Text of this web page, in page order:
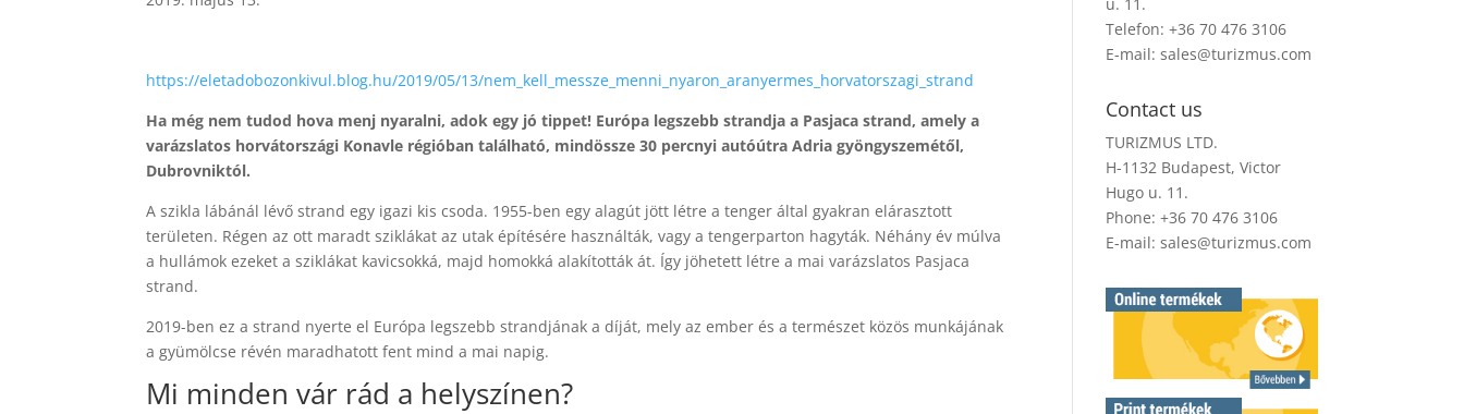
https://eletadobozonkivul.blog.hu/2019/05/13/nem_kell_messze_menni_nyaron_aranyermes_horvatorszagi_strand
Ha még nem tudod hova menj nyaralni, adok egy jó tippet! Európa legszebb strandja a Pasjaca strand, amely a
varázslatos horvátországi Konavle régióban található, mindössze 30 percnyi autóútra Adria gyöngyszemétől,
Dubrovniktól.
A szikla lábánál lévő strand egy igazi kis csoda. 1955-ben egy alagút jött létre a tenger által gyakran elárasztott
területen. Régen az ott maradt sziklákat az utak építésére használták, vagy a tengerparton hagyták. Néhány év múlva
a hullámok ezeket a sziklákat kavicsokká, majd homokká alakították át. Így jöhetett létre a mai varázslatos Pasjaca
strand.
2019-ben ez a strand nyerte el Európa legszebb strandjának a díját, mely az ember és a természet közös munkájának
a gyümölcse révén maradhatott fent mind a mai napig.
Mi minden vár rád a helyszínen?
Telefon: +36 70 476 3106
E-mail:sales@turizmus.com
Contact us
TURIZMUS LTD.
H-1132 Budapest, Victor
Hugo u. 11.
Phone: +36 70 476 3106
E-mail:sales@turizmus.com